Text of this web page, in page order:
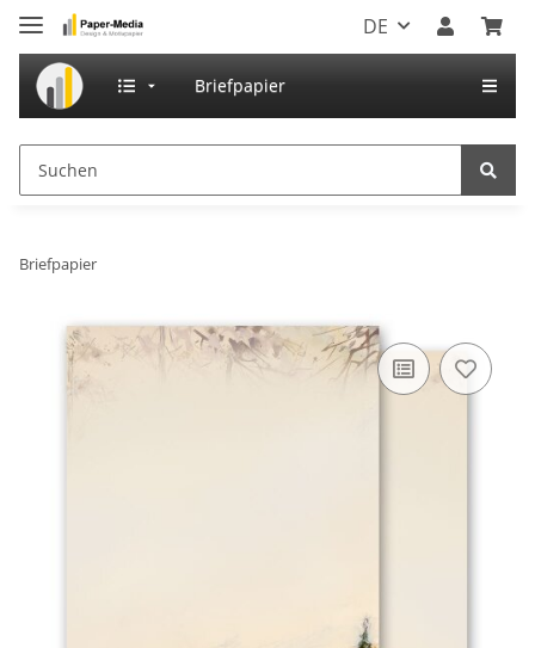
DE
Briefpapier
Briefpapier